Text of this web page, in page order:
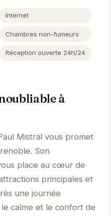
Internet
Chambres non-fumeurs
Réception ouverte 24h/24
à
Mistral vous promet
Son
place au cœur de
principales et
une journée
calme et le confort de